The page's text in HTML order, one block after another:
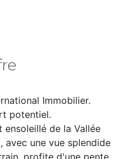
Immobilier.
potentiel.
ensoleillé de la Vallée
avec une vue splendide
profite d'une pente